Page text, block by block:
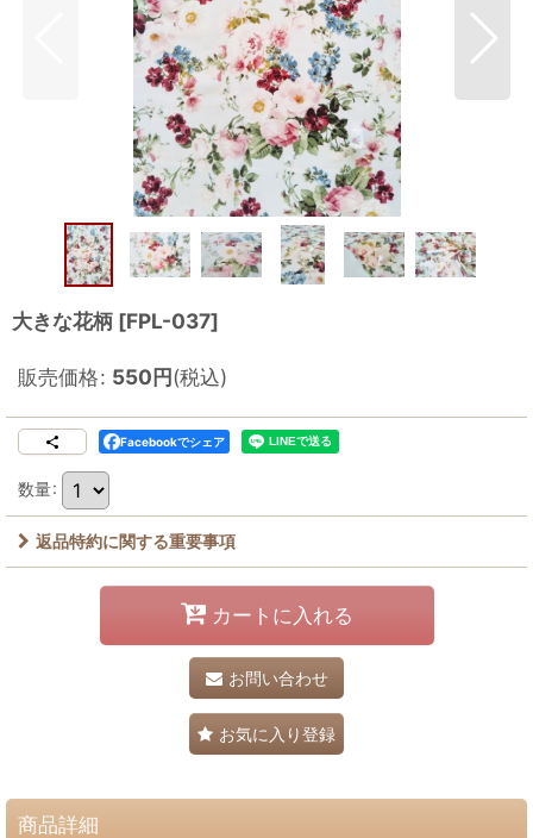
大きな花柄 [FPL-037]
販売価格: 550円(税込)
Facebookでシェア
数量:
返品特約に関する重要事項
カートに入れる
お問い合わせ
お気に入り登録
商品詳細